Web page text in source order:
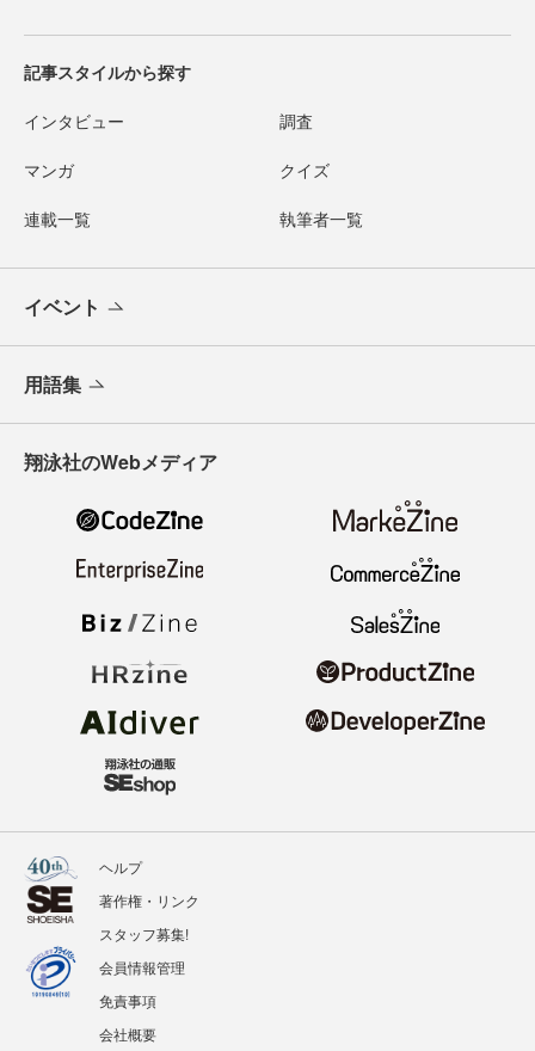
記事スタイルから探す
インタビュー 調査
マンガ クイズ
連載一覧 執筆者一覧
イベント
用語集
翔泳社のWebメディア
ヘルプ
著作権・リンク
スタッフ募集!
会員情報管理
免責事項
会社概要